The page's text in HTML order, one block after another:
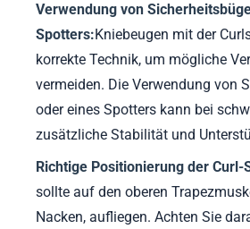
Verwendung von
Spotters:Kniebeugen mit der
korrekte Technik, um mögliche
vermeiden. Die Verwendung von
oder eines Spotters kann bei
zusätzliche Stabilität und
Richtige Positionierung der Curl-
sollte auf den oberen
Nacken, aufliegen. Achten Sie